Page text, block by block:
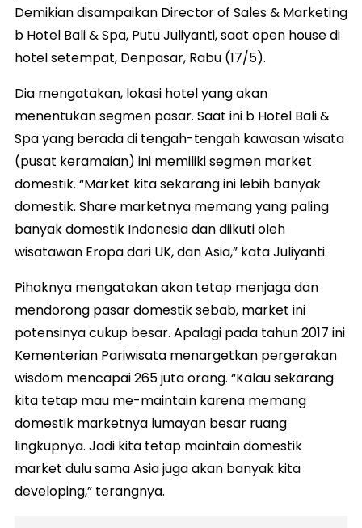
Demikian disampaikan Director of Sales & Marketing
b Hotel Bali & Spa, Putu Juliyanti, saat open house di
hotel setempat, Denpasar, Rabu (17/5).
Dia mengatakan, lokasi hotel yang akan
menentukan segmen pasar. Saat ini b Hotel Bali &
Spa yang berada di tengah-tengah kawasan wisata
(pusat keramaian) ini memiliki segmen market
domestik. “Market kita sekarang ini lebih banyak
domestik. Share marketnya memang yang paling
banyak domestik Indonesia dan diikuti oleh
wisatawan Eropa dari UK, dan Asia,” kata Juliyanti.
Pihaknya mengatakan akan tetap menjaga dan
mendorong pasar domestik sebab, market ini
potensinya cukup besar. Apalagi pada tahun 2017 ini
Kementerian Pariwisata menargetkan pergerakan
wisdom mencapai 265 juta orang. “Kalau sekarang
kita tetap mau me-maintain karena memang
domestik marketnya lumayan besar ruang
lingkupnya. Jadi kita tetap maintain domestik
market dulu sama Asia juga akan banyak kita
developing,” terangnya.